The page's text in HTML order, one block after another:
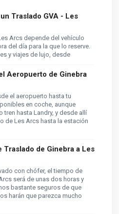
Traslado GVA - Les
Arcs depende del vehículo
del día para la que lo reserve.
y viajes de lujo, desde
Aeropuerto de Ginebra
el aeropuerto hasta tu
en coche, aunque
hasta Landry, y desde allí
de Les Arcs hasta la estación
Traslado de Ginebra a Les
con chófer, el tiempo de
será de unas dos horas y
bastante seguros de que
harán que parezca mucho